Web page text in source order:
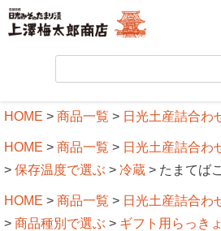
HOME 商品一覧 日光土産詰合わ
HOME 商品一覧
日光土産詰合わ
保存温度で選ぶ
冷蔵 たまてばこ
HOME 商品一覧
日光土産詰合わ
商品種別で選ぶ
ギフト用らっき